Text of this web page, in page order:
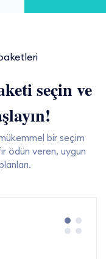
seçin ve
bir seçim
ödün veren, uygun